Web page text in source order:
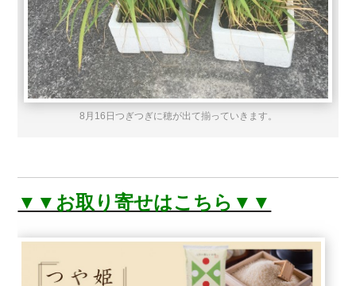
8月16日つぎつぎに穂が出て揃っていきます。
▼▼お取り寄せはこちら▼▼